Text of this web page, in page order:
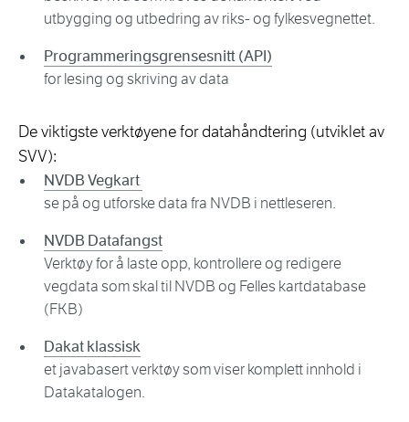
utbygging og utbedring av riks- og fylkesvegnettet.
Programmeringsgrensesnitt (API)
for lesing og skriving av data
De viktigste verktøyene for datahåndtering (utviklet av
SVV):
NVDB Vegkart
se på og utforske data fra NVDB i nettleseren.
NVDB Datafangst
Verktøy for å laste opp, kontrollere og redigere
vegdata som skal til NVDB og Felles kartdatabase
(FKB)
Dakat klassisk
et javabasert verktøy som viser komplett innhold i
Datakatalogen.